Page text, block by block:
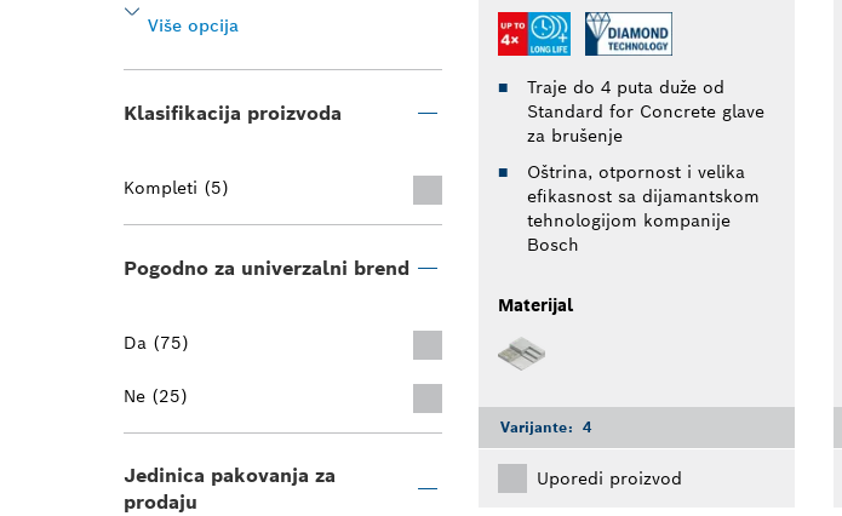
Više opcija
Klasifikacija proizvoda
Kompleti (5)
Pogodno za univerzalni brend
Da (75)
Ne (25)
Jedinica pakovanja za
prodaju
Traje do 4 puta duže od
Standard for Concrete glave
za brušenje
Oštrina, otpornost i velika
efikasnost sa dijamantskom
tehnologijom kompanije
Bosch
Materijal
Varijante: 4
Uporedi proizvod